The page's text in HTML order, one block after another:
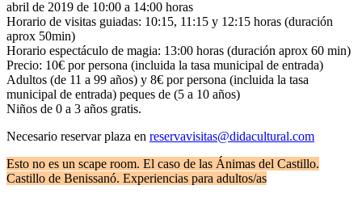
abril de 2019 de 10:00 a 14:00 horas
Horario de visitas guiadas: 10:15, 11:15 y 12:15 horas (duración
aprox 50min)
Horario espectáculo de magia: 13:00 horas (duración aprox 60 min)
Precio: 10€ por persona (incluida la tasa municipal de entrada)
Adultos (de 11 a 99 años) y 8€ por persona (incluida la tasa
municipal de entrada) peques de (5 a 10 años)
Niños de 0 a 3 años gratis.
Necesario reservar plaza en reservavisitas@didacultural.com
Esto no es un scape room. El caso de las Ánimas del Castillo.
Castillo de Benissanó. Experiencias para adultos/as